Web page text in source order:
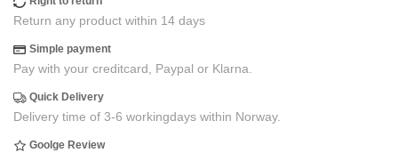
Return any product within 14 days
Simple payment
Pay with your creditcard, Paypal or Klarna.
Quick Delivery
Delivery time of 3-6 workingdays within Norway.
Goolge Review